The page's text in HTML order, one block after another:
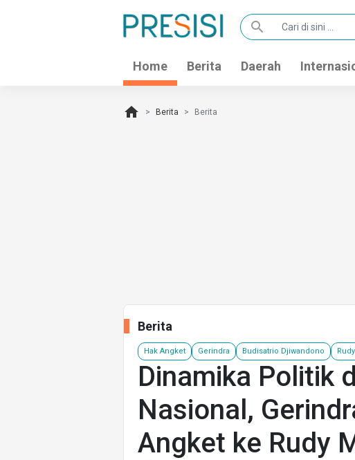
search
Home Berita Daerah
home Berita Berita
Berita
Hak Angket Gerindra Budisatrio Djiwandono
Dinamika Politik
Nasional,
Angket ke Rudy